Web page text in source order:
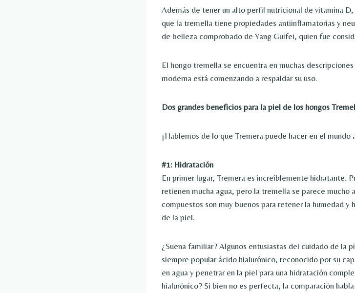
Además de tener un alto perfil nutricional de vitamina
que la tremella tiene propiedades antiinflamatorias y
de belleza comprobado de Yang Guifei, quien fue
El hongo tremella se encuentra en muchas
moderna está comenzando a respaldar su uso.
Dos grandes beneficios para la piel de los hongos
¡Hablemos de lo que Tremera puede hacer en el
#1: Hidratación
En primer lugar, Tremera es increíblemente hidratante.
retienen mucha agua, pero la tremella se parece mucho
compuestos son muy buenos para retener la humedad y
de la piel.
¿Suena familiar? Algunos entusiastas del cuidado de la
siempre popular ácido hialurónico, reconocido por su
en agua y penetrar en la piel para una hidratación
hialurónico? Si bien no es perfecta, la comparación